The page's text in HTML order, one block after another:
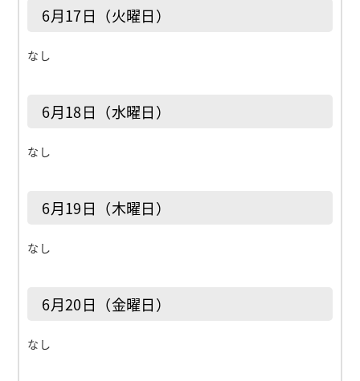
6月17日（火曜日）
なし
6月18日（水曜日）
なし
6月19日（木曜日）
なし
6月20日（金曜日）
なし